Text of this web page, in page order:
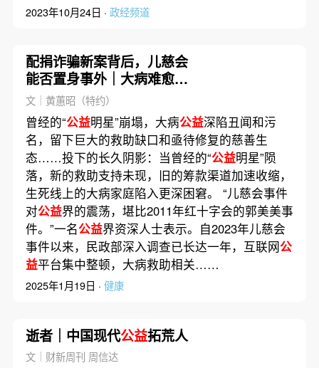
2023年10月24日 · 政经频道
配捐诈骗新案背后，儿慈会
能否置身事外｜大病难愈之
六
文｜黄蕙昭（特约）
曾经的“公益明星”崩塌，大病公益深陷丑闻和污
名，留下巨大的救助缺口和亟待修复的慈善生
态……投下的长久阴影：当曾经的“公益明星”陨
落，新的救助支持未现，旧的筹款渠道加速收缩，
生死线上的大病家庭陷入更深困窘。 “儿慈会事件
对公益界的震荡，堪比2011年红十字会的郭美美事
件。”一名公益界资深人士表示。自2023年儿慈会
事件以来，民政部深入调查已长达一年，互联网公
益平台集中整顿，大病救助相关……
2025年1月19日 · 健康
逝者｜中国现代公益拓荒人
文｜财新周刊 周信达